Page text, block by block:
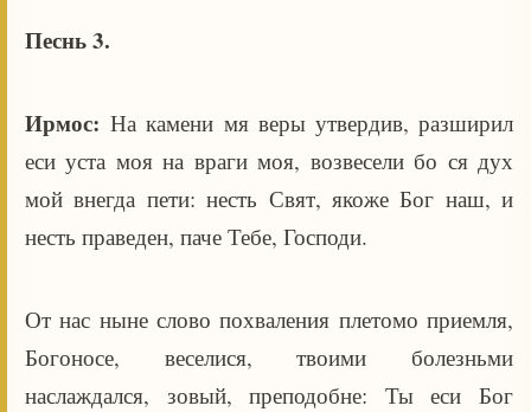
Песнь 3.
Ирмос:На камени мя веры утвердив, разширил
еси уста моя на враги моя, возвесели бо ся дух
мой внегда пети: несть Свят, якоже Бог наш, и
несть праведен, паче Тебе, Господи.
От нас ныне слово похваления плетомо приемля,
Богоносе, веселися, твоими болезньми
наслаждался, зовый, преподобне: Ты еси Бог